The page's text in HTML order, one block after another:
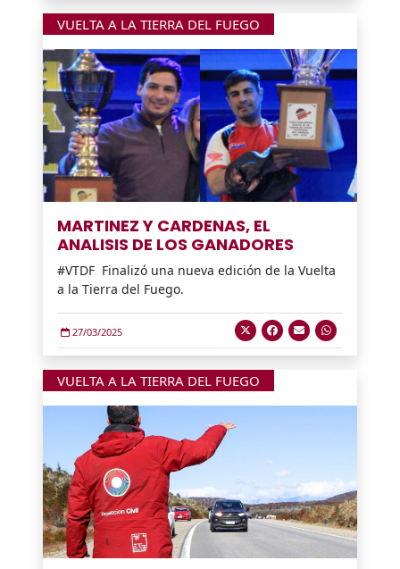
VUELTA A LA TIERRA DEL FUEGO
MARTINEZ Y CARDENAS, EL
ANALISIS DE LOS GANADORES
#VTDF Finalizó una nueva edición de la Vuelta
a la Tierra del Fuego.
27/03/2025
VUELTA A LA TIERRA DEL FUEGO